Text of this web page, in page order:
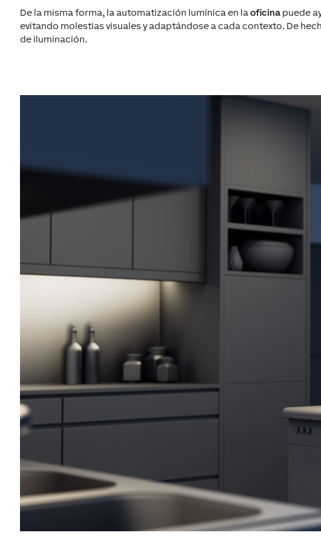
De la misma forma, la automatización lumínica en la oficina puede
evitando molestias visuales y adaptándosea cada contexto. De
de iluminación.